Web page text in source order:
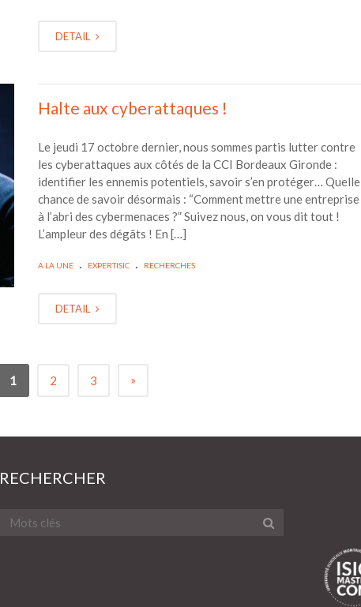
DETAIL
Halte aux cyberattaques !
Le jeudi 17 octobre dernier, nous sommes partis lutter contre
les cyberattaques aux côtés de la CCI Bordeaux Gironde :
identifier les ennemis potentiels, savoir s’en protéger… Quelle
chance de savoir désormais : “Comment mettre une entreprise
à l’abri des cybermenaces ?” Suivez nous, on vous dit tout !
L’ampleur des dégâts ! En […]
A LA UNE . EXPERTISIC . RECHERCHES
DETAIL
1 2 3 »
RECHERCHER